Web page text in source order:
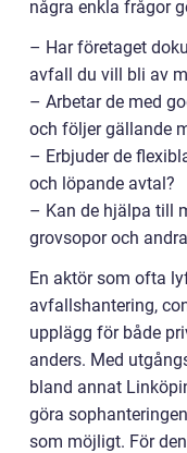
några enkla frågor
– Har företaget
avfall du vill bli av
– Arbetar de med
och följer gällande
– Erbjuder de
och löpande avtal?
– Kan de hjälpa till
grovsopor och
En aktör som ofta
avfallshantering,
upplägg för både
anders. Med
bland annat
göra
som möjligt. För